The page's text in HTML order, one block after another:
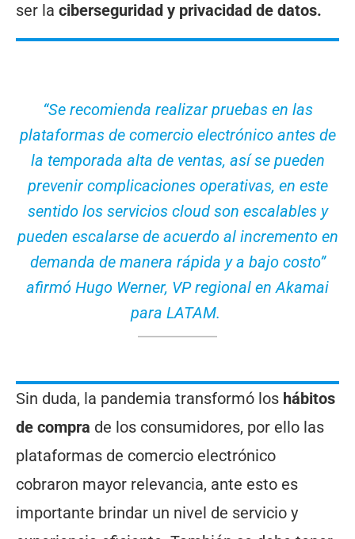
ser la ciberseguridad y privacidad de datos.
“Se recomienda realizar pruebas en las
plataformas de comercio electrónico antes de
la temporada alta de ventas, así se pueden
prevenir complicaciones operativas, en este
sentido los servicios cloud son escalables y
pueden escalarse de acuerdo al incremento en
demanda de manera rápida y a bajo costo”
afirmó Hugo Werner, VP regional en Akamai
para LATAM.
Sin duda, la pandemia transformó los hábitos
de compra de los consumidores, por ello las
plataformas de comercio electrónico
cobraron mayor relevancia, ante esto es
importante brindar un nivel de servicio y